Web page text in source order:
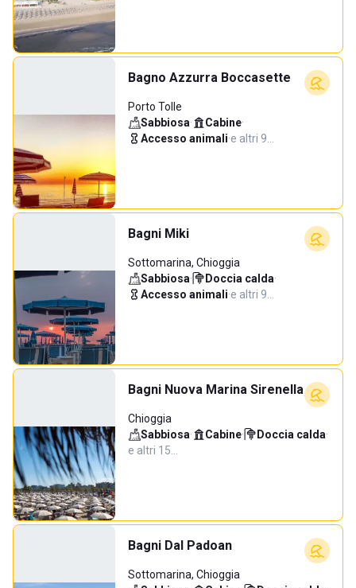
Bagno Azzurra Boccasette
Porto Tolle
Sabbiosa· Cabine·
Accesso animali·e altri 9…
Bagni Miki
Sottomarina, Chioggia
Sabbiosa· Doccia calda·
Accesso animali·e altri 9…
Bagni Nuova Marina Sirenella
Chioggia
Sabbiosa· Cabine· Doccia calda·
e altri 15…
Bagni Dal Padoan
Sottomarina, Chioggia